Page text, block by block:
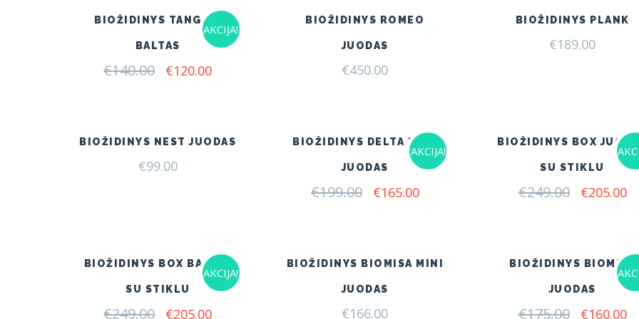
AKCIJA!
BIOŽIDINYS TANGO 1
BALTAS
€140.00 Original
€120.00Current
BIOŽIDINYS ROMEO
JUODAS
€450.00
BIOŽIDINYS PLANK
€189.00
BIOŽIDINYS NEST JUODAS
€99.00
AKCIJA!
BIOŽIDINYS DELTA FLAT
JUODAS
€199.00 Original
€165.00Current
BIOŽIDINYS BOX
SU STIKLU
€249.00 Original
€205.00
AKCIJA!
BIOŽIDINYS BOX BALTAS
SU STIKLU
€249.00 Original
€205.00Current
BIOŽIDINYS BIOMISA MINI
JUODAS
€166.00
BIOŽIDINYS BIOMISA
JUODAS
€175.00 Original
€160.00